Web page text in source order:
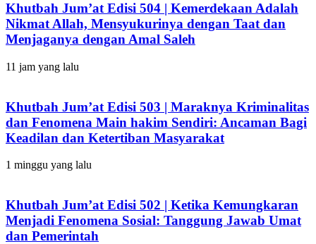
Khutbah Jum’at Edisi 504 | Kemerdekaan Adalah
Nikmat Allah, Mensyukurinya dengan Taat dan
Menjaganya dengan Amal Saleh
11 jam yang lalu
Khutbah Jum’at Edisi 503 | Maraknya Kriminalitas
dan Fenomena Main hakim Sendiri: Ancaman Bagi
Keadilan dan Ketertiban Masyarakat
1 minggu yang lalu
Khutbah Jum’at Edisi 502 | Ketika Kemungkaran
Menjadi Fenomena Sosial: Tanggung Jawab Umat
dan Pemerintah